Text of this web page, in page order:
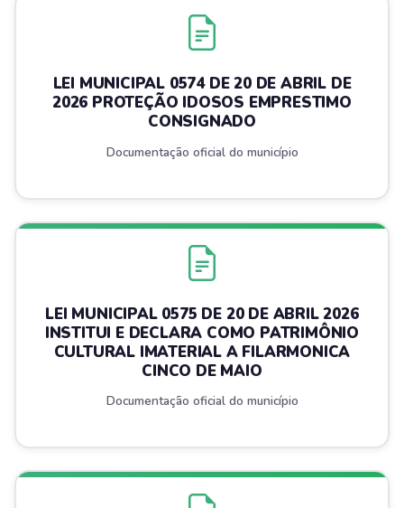
LEI MUNICIPAL 0574 DE 20 DE ABRIL DE
2026 PROTEÇÃO IDOSOS EMPRESTIMO
CONSIGNADO
Documentação oficial do município
LEI MUNICIPAL 0575 DE 20 DE ABRIL 2026
INSTITUI E DECLARA COMO PATRIMÔNIO
CULTURAL IMATERIAL A FILARMONICA
CINCO DE MAIO
Documentação oficial do município